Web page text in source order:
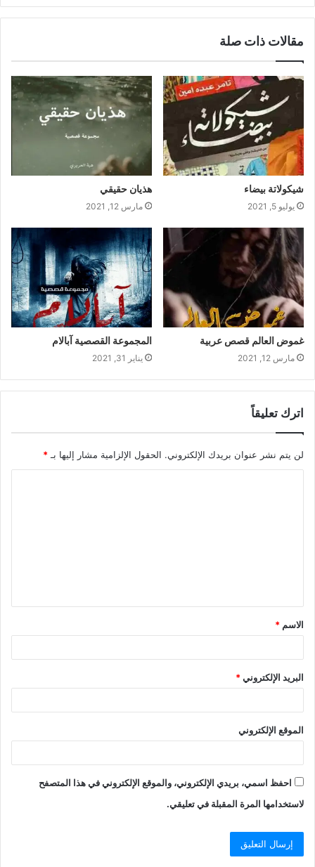
مقالات ذات صلة
شيكولاتة بيضاء
يوليو 5, 2021
هذيان حقيقي
مارس 12, 2021
غموض العالم قصص عربية
مارس 12, 2021
المجموعة القصصية آبالام
يناير 31, 2021
اترك تعليقاً
لن يتم نشر عنوان بريدك الإلكتروني. الحقول الإلزامية مشار إليها بـ*
الاسم *
البريد الإلكتروني*
الموقع الإلكتروني
احفظ اسمي، بريدي الإلكتروني، والموقع الإلكتروني في هذا المتصفح
لاستخدامها المرة المقبلة في تعليقي.